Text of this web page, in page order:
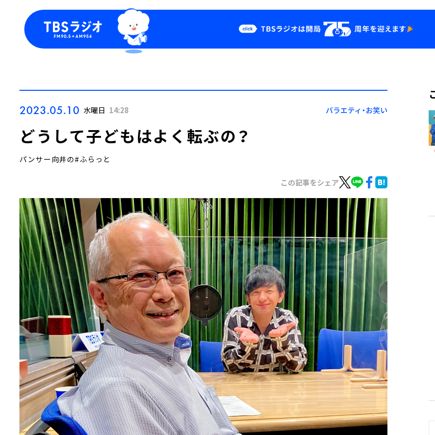
Podcast
YouTube
会社情報
2023.05.10 水曜日 14:28 バラエティ・お笑い
どうして子どもはよく転ぶの？
パンサー向井の#ふらっと
この記事をシェア